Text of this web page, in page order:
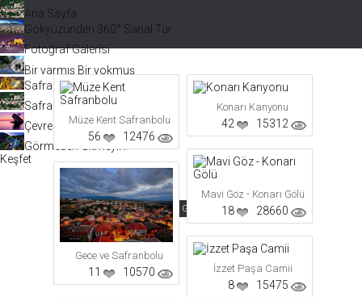
Ana Sayfa
Gökyüzünden 360° Sanal Tur
Fotoğraf Galerisi
Bir varmış Bir yokmuş
Safranbolu Videoları
Safranbolu Köyleri
Çevremizdeki Güzellikler
Görmeden Gitmeyin!
Keşfet
Fotoğraf Galerisi
Tarihe Göre Sırala Puana Göre Sırala Görüntüleme
Müze Kent Safranbolu
12476
56
Konarı Kanyonu
15312
42
Mavi Göz - Konarı Gölü
28660
18
Gece ve Safranbolu
10570
11 İzzet Paşa Camii
15475
8